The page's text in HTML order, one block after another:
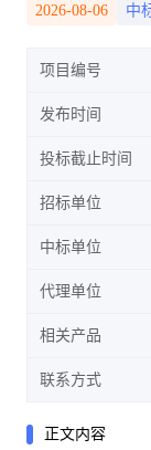
2026-08-06 中
项目编号
发布时间
投标截止时间
招标单位
中标单位
代理单位
相关产品
联系方式
正文内容